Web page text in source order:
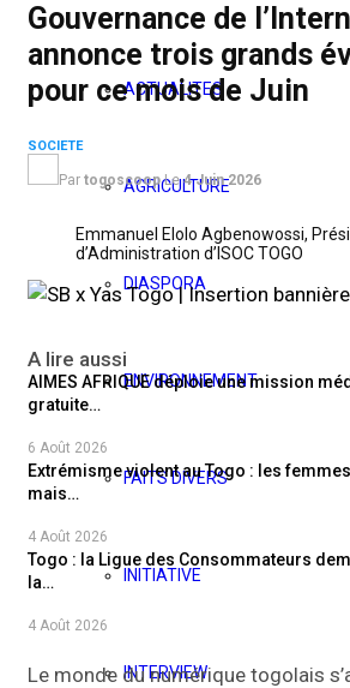
ACTUALITES
AGRICULTURE
DIASPORA
ENVIRONNEMENT
FAITS DIVERS
INITIATIVE
INTERVIEW
Gouvernance de
annonce trois grands
pour ce mois de Juin
SOCIETE
Par togoscoop Le4 Juin 2026
Emmanuel Elolo Agbenowossi,
d’Administration d’ISOC TOGO
A lire aussi
AIMES AFRIQUE déploie une mission
gratuite…
6 Août 2026
Extrémisme violent au Togo : les
mais…
4 Août 2026
Togo : la Ligue des Consommateurs
la…
4 Août 2026
Le monde du numérique togolais